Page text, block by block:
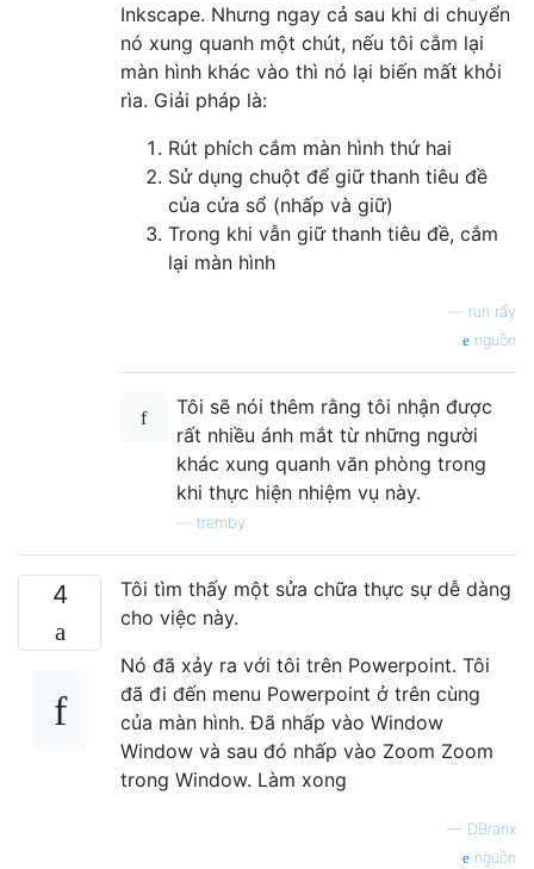
Inkscape. Nhưng ngay cả sau khi di chuyển
nó xung quanh một chút, nếu tôi cắm lại
màn hình khác vào thì nó lại biến mất khỏi
rìa. Giải pháp là:
Rút phích cắm màn hình thứ hai
Sử dụng chuột để giữ thanh tiêu đề
của cửa sổ (nhấp và giữ)
Trong khi vẫn giữ thanh tiêu đề, cắm
lại màn hình
run rẩy
nguồn
Tôi sẽ nói thêm rằng tôi nhận được
rất nhiều ánh mắt từ những người
khác xung quanh văn phòng trong
khi thực hiện nhiệm vụ này.
tremby
4
Tôi tìm thấy một sửa chữa thực sự dễ dàng
cho việc này.
Nó đã xảy ra với tôi trên Powerpoint. Tôi
đã đi đến menu Powerpoint ở trên cùng
của màn hình. Đã nhấp vào Window
Window và sau đó nhấp vào Zoom Zoom
trong Window. Làm xong
— DBranx
nguồn